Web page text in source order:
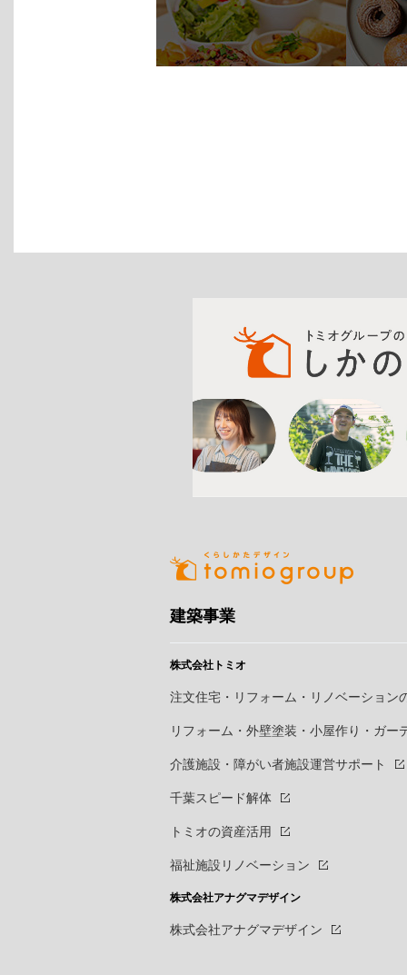
建築事業
株式会社トミオ
注文住宅・リフォーム・リノベーション
リフォーム・外壁塗装・小屋作り・ ガー
介護施設・障がい者施設運営サポート
千葉スピード解体
トミオの資産活用
福祉施設リノベーション
株式会社アナグマデザイン
株式会社アナグマデザイン